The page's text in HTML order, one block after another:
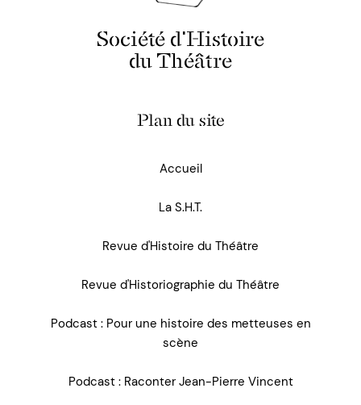
Société d'Histoire
du Théâtre
Plan du site
Accueil
La S.H.T.
Revue d'Histoire du Théâtre
Revue d'Historiographie du Théâtre
Podcast : Pour une histoire des metteuses en
scène
Podcast : Raconter Jean-Pierre Vincent